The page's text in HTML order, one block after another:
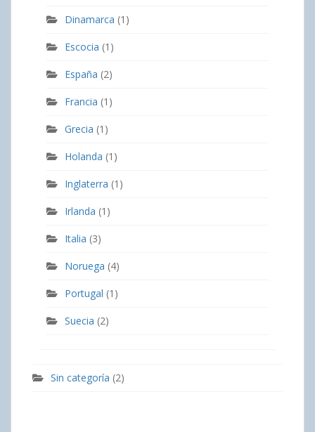
Dinamarca (1)
Escocia (1)
España (2)
Francia (1)
Grecia (1)
Holanda (1)
Inglaterra (1)
Irlanda (1)
Italia (3)
Noruega (4)
Portugal (1)
Suecia (2)
Sin categoría (2)